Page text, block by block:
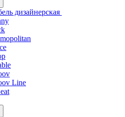
дизайнерская
Line